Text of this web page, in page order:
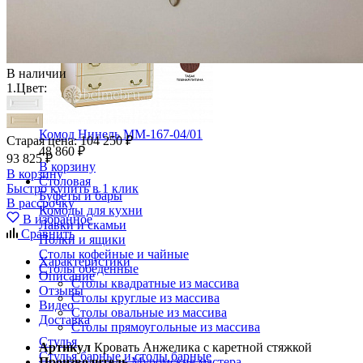
Комод Нинель ММ-167-04/01
48 860 ₽
В корзину
Столовая
Буфеты и бары
Комоды для кухни
Лавки и скамьи
Полки и ящики
Столы кофейные и чайные
Столы обеденные
Столы квадратные из массива
Столы круглые из массива
Столы овальные из массива
Столы прямоугольные из массива
Стулья
Стулья барные и столы барные
В наличии
1.Цвет:
Старая цена:104 250 ₽
93 825 ₽
В корзину
Быстро купить в 1 клик
В рассрочку
В избранное
Сравнить
Характеристики
Описание
Отзывы
Видео
Доставка
Артикул Кровать Анжелика с каретной стяжкой